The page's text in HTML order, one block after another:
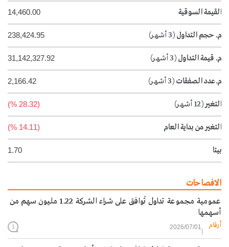
القيمة السوقية 14,460.00
م. حجم التداول (3 أشهر) 238,424.95
م. قيمة التداول (3 أشهر) 31,142,327.92
م.عدد الصفقات (3 أشهر) 2,166.42
التغير(12 أشهر) (28.32 %)
التغير من بداية العام (14.11 %)
بيتا 1.70
الافصاحات
عمومية مجموعة تداول تُوافق على شراء الشركة 1.22 مليون سهم من
أسهمها
أرقام 2026/07/01
1